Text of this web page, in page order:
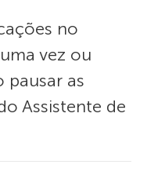
no
vez ou
pausar as
Assistente de